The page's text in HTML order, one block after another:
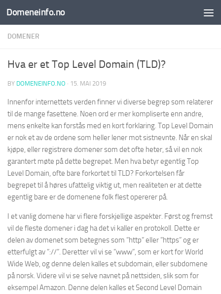
Skip to content
Domeneinfo.no
DOMENER
Hva er et Top Level Domain (TLD)?
BY DOMENEINFO.NO · 15. MAI 2019
Innenfor internettets verden finner vi diverse begrep som relaterer
til de mange fasettene. Noen ord er mer kompliserte enn andre,
mens enkelte kan forstås med en kort forklaring. Top Level Domain
er nok et av de ordene som heller lener mot sistnevnte. Når en skal
kjøpe, eller registrere domener som det ofte heter, så vil en nok
garantert møte på dette begrepet. Men hva betyr egentlig Top
Level Domain, ofte bare forkortet til TLD? Forkortelsen får
begrepet til å høres ufattelig viktig ut, men realiteten er at dette
egentlig bare er de domenene folk flest opererer på.
I et vanlig domene har vi flere forskjellige aspekter. Først og fremst
vil de fleste domener i dag ha det vi kaller en protokoll. Dette er
delen av domenet som betegnes som ”http” eller ”https” og er
etterfulgt av ”://”. Deretter vil vi se ”www”, som er kort for World
Wide Web, og denne delen kalles et subdomain, eller subdomene
på norsk. Videre vil vi se selve navnet på nettsiden, slik som for
eksempel Amazon. Denne delen kalles et Second Level Domain